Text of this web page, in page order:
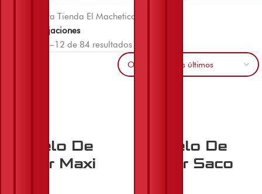
Nuestra Tienda El Machetico
Tornillos y Fijaciones
Mostrando 1–12 de 84 resultados
Anzuelo De
Pescar Maxi
Anzuelo De
Pescar Saco